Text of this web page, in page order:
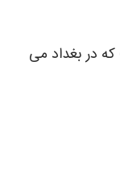
در بغداد می